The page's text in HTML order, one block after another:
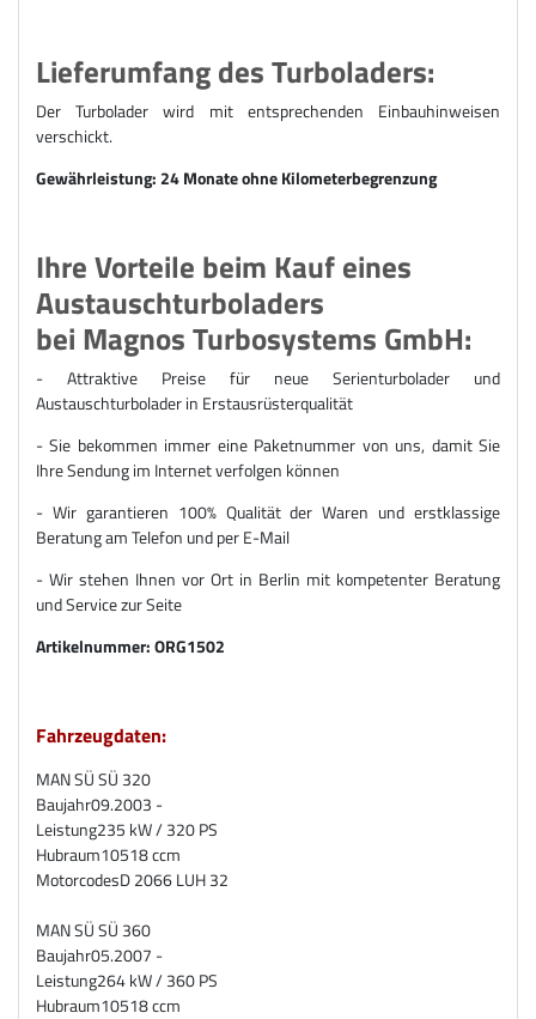
Lieferumfang des Turboladers:
Der Turbolader wird mit entsprechenden Einbauhinweisen
verschickt.
Gewährleistung: 24 Monate ohne Kilometerbegrenzung
Ihre Vorteile beim Kauf eines
Austauschturboladers
bei Magnos Turbosystems GmbH:
- Attraktive Preise für neue Serienturbolader und
Austauschturboladerin Erstausrüsterqualität
- Sie bekommen immer eine Paketnummer von uns, damit Sie
Ihre Sendung im Internet verfolgen können
- Wir garantieren 100% Qualität der Waren und erstklassige
Beratung am Telefon und per E-Mail
- Wir stehen Ihnen vor Ort in Berlin mit kompetenter Beratung
und Service zur Seite
Artikelnummer:ORG1502
Fahrzeugdaten:
MAN SÜ SÜ 320
Baujahr09.2003 -
Leistung235 kW / 320 PS
Hubraum10518 ccm
MotorcodesD 2066 LUH 32
MAN SÜ SÜ 360
Baujahr05.2007 -
Leistung264 kW / 360 PS
Hubraum10518 ccm